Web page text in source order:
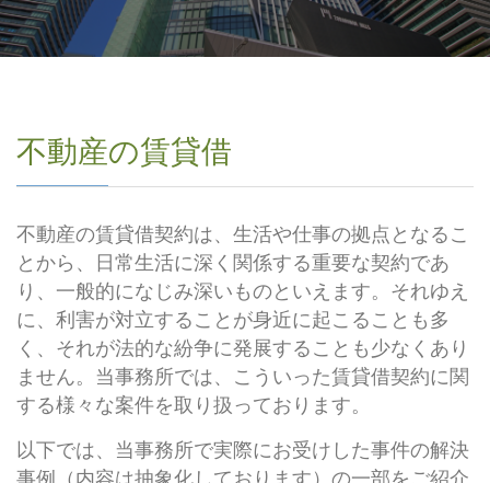
不動産の賃貸借
不動産の賃貸借契約は、生活や仕事の拠点となるこ
とから、日常生活に深く関係する重要な契約であ
り、一般的になじみ深いものといえます。それゆえ
に、利害が対立することが身近に起こることも多
く、それが法的な紛争に発展することも少なくあり
ません。当事務所では、こういった賃貸借契約に関
する様々な案件を取り扱っております。
以下では、当事務所で実際にお受けした事件の解決